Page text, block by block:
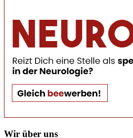
Wir über uns